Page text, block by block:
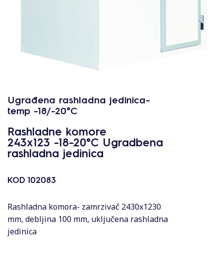
Ugrađena rashladna jedinica-
temp -18/-20°C
Rashladne komore
243x123 -18-20°C Ugradbena
rashladna jedinica
KOD 102083
Rashladna komora- zamrzivač 2430x1230
mm, debljina 100 mm, uključena rashladna
jedinica